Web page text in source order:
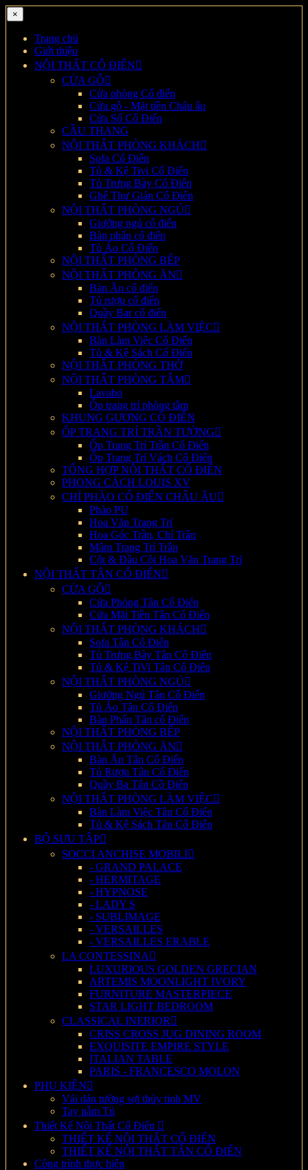
×
Trang chủ
Giới thiệu
NỘI THẤT CỔ ĐIỂN
CỬA GỖ
Cửa phòng Cổ điển
Cửa gỗ - Mặt tiền Châu âu
Cửa Sổ Cổ Điển
CẦU THANG
NỘI THẤT PHÒNG KHÁCH
Sofa Cổ Điển
Tủ & Kệ Tivi Cổ Điển
Tủ Trưng Bày Cổ Điển
Ghế Thư Giản Cổ Điển
NỘI THẤT PHÒNG NGỦ
Giường ngủ cổ điển
Bàn phấn cổ điển
Tủ Áo Cổ Điển
NỘI THẤT PHÒNG BẾP
NỘI THẤT PHÒNG ĂN
Bàn Ăn cổ điển
Tủ rượu cổ điển
Quầy Bar cổ điển
NỘI THẤT PHÒNG LÀM VIỆC
Bàn Làm Việc Cổ Điển
Tủ & Kệ Sách Cổ Điển
NỘI THẤT PHÒNG THỜ
NỘI THẤT PHÒNG TẮM
Lavabo
Ốp trang trí phòng tắm
KHUNG GƯƠNG CỔ ĐIỂN
ỐP TRANG TRÍ TRẦN TƯỜNG
Ốp Trang Trí Trần Cổ Điển
Ốp Trang Trí Vách Cổ Điển
TỔNG HỢP NỘI THẤT CỔ ĐIỂN
PHONG CÁCH LOUIS XV
CHỈ PHÀO CỔ ĐIỂN CHÂU ÂU
Phào PU
Hoa Văn Trang Trí
Hoa Góc Trần, Chỉ Trần
Mâm Trang Trí Trần
Cột & Đầu Cột Hoa Văn Trang Trí
NỘI THẤT TÂN CỔ ĐIỂN
CỬA GỖ
Cửa Phòng Tân Cổ Điển
Cửa Mặt Tiền Tân Cổ Điển
NỘI THẤT PHÒNG KHÁCH
Sofa Tân Cổ Điển
Tủ Trưng Bày Tân Cổ Điển
Tủ & Kệ TiVi Tân Cổ Điển
NỘI THẤT PHÒNG NGỦ
Giường Ngủ Tân Cổ Điển
Tủ Áo Tân Cổ Điển
Bàn Phấn Tân cổ Điển
NỘI THẤT PHÒNG BẾP
NỘI THẤT PHÒNG ĂN
Bàn Ăn Tân Cổ Điển
Tủ Rượu Tân Cổ Điển
Quầy Ba Tân Cồ Điển
NỘI THẤT PHÒNG LÀM VIỆC
Bàn Làm Việc Tân Cổ Điển
Tủ & Kệ Sách Tân Cổ Điển
BỘ SƯU TẬP
SOCCI ANCHISE MOBILI
- GRAND PALACE
- HERMITAGE
- HYPNOSE
- LADY S
- SUBLIMAGE
- VERSAILLES
- VERSAILLES ERABLE
LA CONTESSINA
LUXURIOUS GOLDEN GRECIAN
ARTEMIS MOONLIGHT IVORY
FURNITURE MASTERPIECE
STAR LIGHT BEDROOM
CLASSICAL INERIOR
CRISS CROSS JUG DINING ROOM
EXQUISITE EMPIRE STYLE
ITALIAN TABLE
PARIS - FRANCESCO MOLON
PHỤ KIỆN
Vải dán tường sợi thủy tinh MV
Tay nắm Tủ
Thiết Kế Nội Thất Cổ Điển
THIẾT KẾ NỘI THẤT CỔ ĐIỂN
THIẾT KẾ NỘI THẤT TÂN CỔ ĐIỂN
Công trình thực hiện